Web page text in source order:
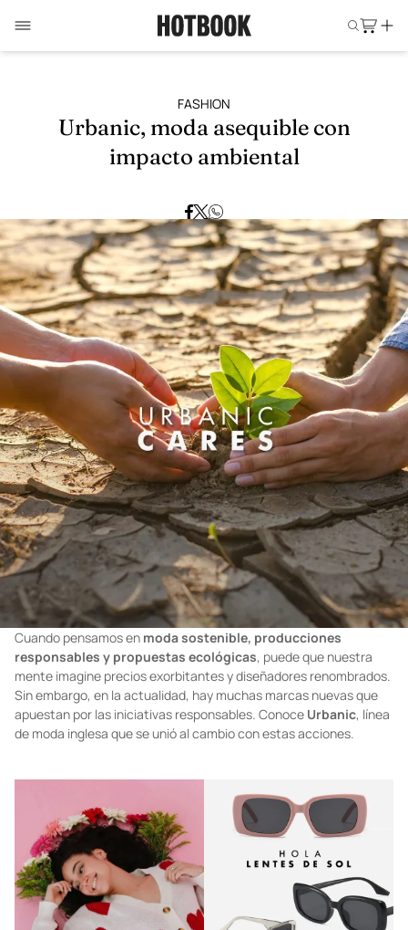
FASHION
Urbanic, moda asequible con
impacto ambiental
Cuando pensamos en moda sostenible, producciones
responsables y propuestas ecológicas, puede que nuestra
mente imagine precios exorbitantes y diseñadores renombrados.
Sin embargo, en la actualidad, hay muchas marcas nuevas que
apuestan por las iniciativas responsables. Conoce Urbanic, línea
de moda inglesa que se unió al cambio con estas acciones.